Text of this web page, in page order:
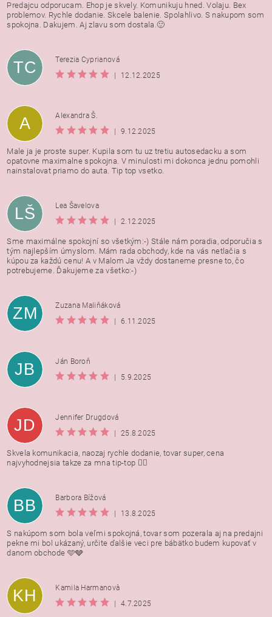
Predajcu odporucam. Ehop je skvely. Komunikuju hned. Volaju. Bex
problemov. Rychle dodanie. Skcele balenie. Spolahlivo. S nakupom som
spokojna. Dakujem. Aj zlavu som dostala.🙂
TC
Terezia Cyprianová
12.12.2025
A
Alexandra Š.
9.12.2025
Male ja je proste super. Kupila som tu uz tretiu autosedacku a som
opatovne maximalne spokojna. V minulosti mi dokonca jednu pomohli
nainstalovat priamo do auta. Tip top vsetko.
LŠ
Lea Šavelova
2.12.2025
Sme maximálne spokojní so všetkým:-) Stále nám poradia, odporučia s
tým najlepším úmyslom. Mám rada obchody, kde na vás netlačia s
kúpou za každú cenu! A v Malom Ja vždy dostaneme presne to, čo
potrebujeme. Ďakujeme za všetko:-)
ZM
Zuzana Maliňáková
6.11.2025
JB
Ján Boroň
5.9.2025
JD
Jennifer Drugdová
25.8.2025
Skvela komunikacia, naozaj rychle dodanie, tovar super, cena
najvyhodnejsia takze za mna tip-top 👍🏻
BB
Barbora Bížová
13.8.2025
S nakúpom som bola veľmi spokojná, tovar som pozerala aj na predajni
pekne mi bol ukázaný, určite ďalšie veci pre bábätko budem kupovať v
danom obchode 🩵🩶
KH
Kamila Harmanovà
4.7.2025